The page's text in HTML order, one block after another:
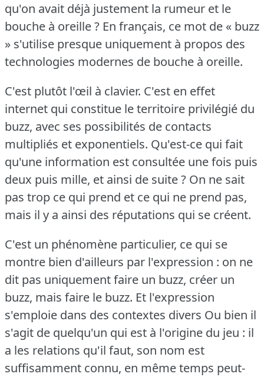
qu'on avait déjà justement la rumeur et le
bouche à oreille ? En français, ce mot de « buzz
» s'utilise presque uniquement à propos des
technologies modernes de bouche à oreille.
C'est plutôt l'œil à clavier. C'est en effet
internet qui constitue le territoire privilégié du
buzz, avec ses possibilités de contacts
multipliés et exponentiels. Qu'est-ce qui fait
qu'une information est consultée une fois puis
deux puis mille, et ainsi de suite ? On ne sait
pas trop ce qui prend et ce qui ne prend pas,
mais il y a ainsi des réputations qui se créent.
C'est un phénomène particulier, ce qui se
montre bien d'ailleurs par l'expression : on ne
dit pas uniquement faire un buzz, créer un
buzz, mais faire le buzz. Et l'expression
s'emploie dans des contextes divers Ou bien il
s'agit de quelqu'un qui est à l'origine du jeu : il
a les relations qu'il faut, son nom est
suffisamment connu, en même temps peut-